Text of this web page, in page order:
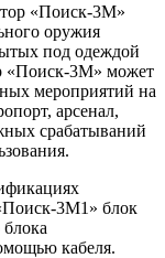
«Поиск-3М»
оружия
под одеждой
«Поиск-3М» может
мероприятий на
арсенал,
срабатываний
3М1» блок
кабеля.